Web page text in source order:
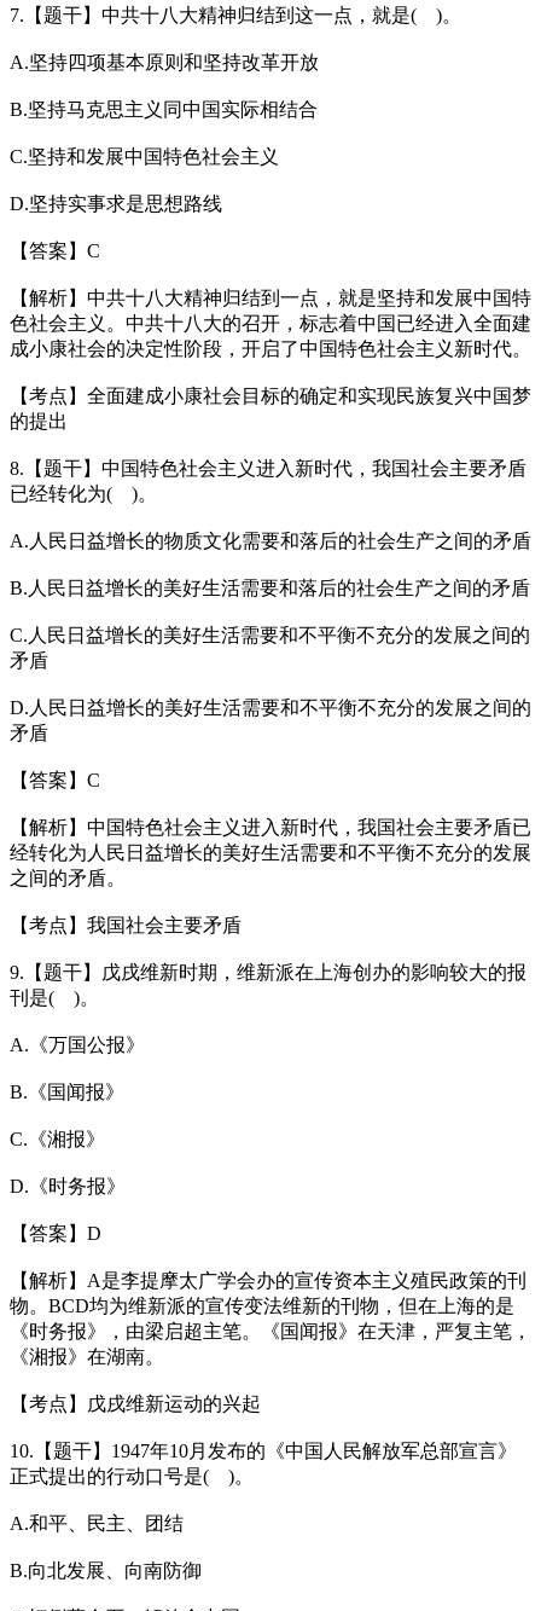
7.【题干】中共十八大精神归结到这一点，就是( )。
A.坚持四项基本原则和坚持改革开放
B.坚持马克思主义同中国实际相结合
C.坚持和发展中国特色社会主义
D.坚持实事求是思想路线
【答案】C
【解析】中共十八大精神归结到一点，就是坚持和发展中国特
色社会主义。中共十八大的召开，标志着中国已经进入全面建
成小康社会的决定性阶段，开启了中国特色社会主义新时代。
【考点】全面建成小康社会目标的确定和实现民族复兴中国梦
的提出
8.【题干】中国特色社会主义进入新时代，我国社会主要矛盾
已经转化为( )。
A.人民日益增长的物质文化需要和落后的社会生产之间的矛盾
B.人民日益增长的美好生活需要和落后的社会生产之间的矛盾
C.人民日益增长的美好生活需要和不平衡不充分的发展之间的
矛盾
D.人民日益增长的美好生活需要和不平衡不充分的发展之间的
矛盾
【答案】C
【解析】中国特色社会主义进入新时代，我国社会主要矛盾已
经转化为人民日益增长的美好生活需要和不平衡不充分的发展
之间的矛盾。
【考点】我国社会主要矛盾
9.【题干】戊戌维新时期，维新派在上海创办的影响较大的报
刊是( )。
A.《万国公报》
B.《国闻报》
C.《湘报》
D.《时务报》
【答案】D
【解析】A是李提摩太广学会办的宣传资本主义殖民政策的刊
物。BCD均为维新派的宣传变法维新的刊物，但在上海的是
《时务报》，由梁启超主笔。《国闻报》在天津，严复主笔，
《湘报》在湖南。
【考点】戊戌维新运动的兴起
10.【题干】1947年10月发布的《中国人民解放军总部宣言》
正式提出的行动口号是( )。
A.和平、民主、团结
B.向北发展、向南防御